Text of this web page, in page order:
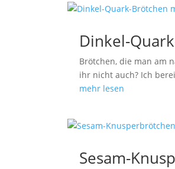
Dinkel-
Brötchen, die man am
ihr nicht auch? Ich
mehr lesen
Sesam-